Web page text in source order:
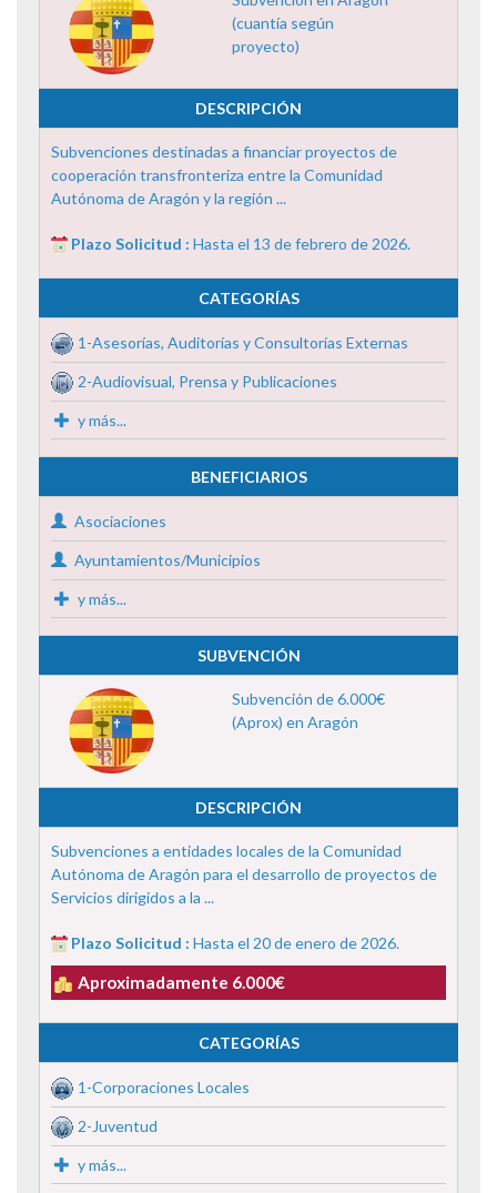
(cuantía según
proyecto)
DESCRIPCIÓN
Subvenciones destinadas a financiar proyectos de
cooperación transfronteriza entre la Comunidad
Autónoma de Aragón y la región ...
Plazo Solicitud : Hasta el 13 de febrero de 2026.
CATEGORÍAS
1-Asesorías, Auditorías y Consultorías Externas
2-Audiovisual, Prensa y Publicaciones
y más...
BENEFICIARIOS
Asociaciones
Ayuntamientos/Municipios
y más...
SUBVENCIÓN
Subvención de 6.000€
(Aprox) en Aragón
DESCRIPCIÓN
Subvenciones a entidades locales de la Comunidad
Autónoma de Aragón para el desarrollo de proyectos de
Servicios dirigidos a la ...
Plazo Solicitud : Hasta el 20 de enero de 2026.
Aproximadamente 6.000€
CATEGORÍAS
1-Corporaciones Locales
2-Juventud
y más...